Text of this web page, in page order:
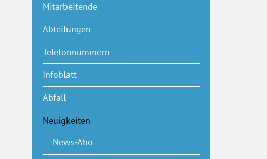
Fenster geöffnet.
Mitarbeitende
Abteilungen
Telefonnummern
Infoblatt
Abfall
Neuigkeiten
News-Abo